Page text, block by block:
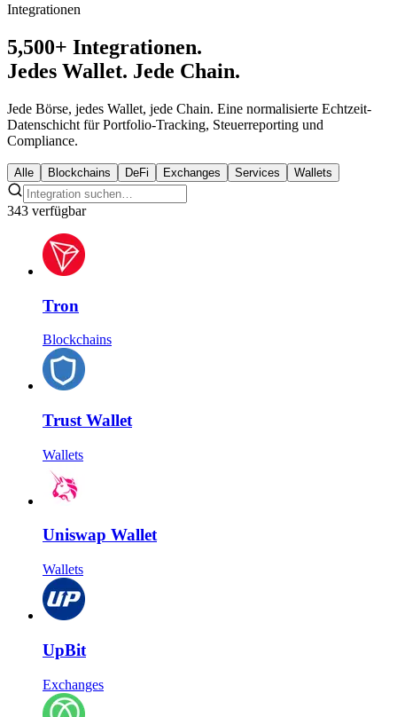
Integrationen
5,500+ Integrationen.
Jedes Wallet. Jede Chain.
Jede Börse, jedes Wallet, jede Chain. Eine normalisierte Echtzeit-
Datenschicht für Portfolio-Tracking, Steuerreporting und
Compliance.
Alle Blockchains DeFi Exchanges Services Wallets
343 verfügbar
Tron
Blockchains
Trust Wallet
Wallets
Uniswap Wallet
Wallets
UpBit
Exchanges